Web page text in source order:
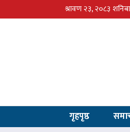
श्रावण २३, २०८३
गृहपृष्ठ